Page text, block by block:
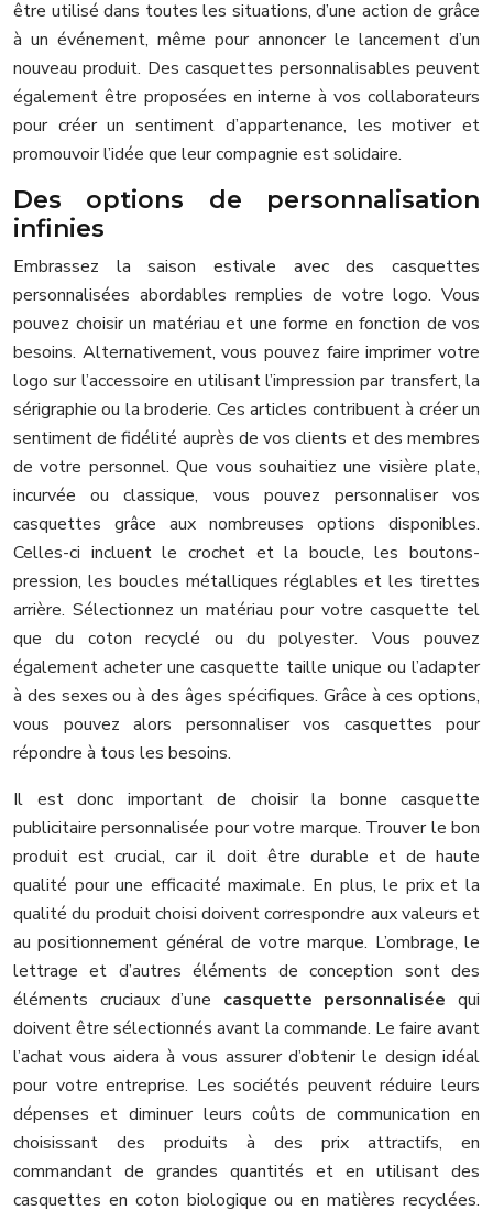
être utilisé dans toutes les situations, d’une action de grâce
à un événement, même pour annoncer le lancement d’un
nouveau produit. Des casquettes personnalisables peuvent
également être proposées en interne à vos collaborateurs
pour créer un sentiment d’appartenance, les motiver et
promouvoir l’idée que leur compagnie est solidaire.
Des options de personnalisation
infinies
Embrassez la saison estivale avec des casquettes
personnalisées abordables remplies de votre logo. Vous
pouvez choisir un matériau et une forme en fonction de vos
besoins. Alternativement, vous pouvez faire imprimer votre
logo sur l’accessoire en utilisant l’impression par transfert, la
sérigraphie ou la broderie. Ces articles contribuent à créer un
sentiment de fidélité auprès de vos clients et des membres
de votre personnel. Que vous souhaitiez une visière plate,
incurvée ou classique, vous pouvez personnaliser vos
casquettes grâce aux nombreuses options disponibles.
Celles-ci incluent le crochet et la boucle, les boutons-
pression, les boucles métalliques réglables et les tirettes
arrière. Sélectionnez un matériau pour votre casquette tel
que du coton recyclé ou du polyester. Vous pouvez
également acheter une casquette taille unique ou l’adapter
à des sexes ou à des âges spécifiques. Grâce à ces options,
vous pouvez alors personnaliser vos casquettes pour
répondre à tous les besoins.
Il est donc important de choisir la bonne casquette
publicitaire personnalisée pour votre marque. Trouver le bon
produit est crucial, car il doit être durable et de haute
qualité pour une efficacité maximale. En plus, le prix et la
qualité du produit choisi doivent correspondre aux valeurs et
au positionnement général de votre marque. L’ombrage, le
lettrage et d’autres éléments de conception sont des
éléments cruciaux d’une casquette personnalisée qui
doivent être sélectionnés avant la commande. Le faire avant
l’achat vous aidera à vous assurer d’obtenir le design idéal
pour votre entreprise. Les sociétés peuvent réduire leurs
dépenses et diminuer leurs coûts de communication en
choisissant des produits à des prix attractifs, en
commandant de grandes quantités et en utilisant des
casquettes en coton biologique ou en matières recyclées.